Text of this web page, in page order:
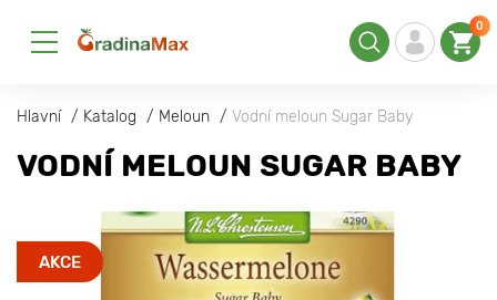
0
Hlavní Katalog Meloun Vodní meloun Sugar Baby
VODNÍ MELOUN SUGAR BABY
AKCE